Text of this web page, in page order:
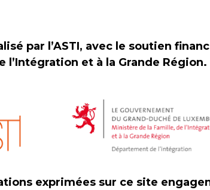
par l’ASTI, avec le soutien
l’Intégration et à la Grande Région.
exprimées sur ce site